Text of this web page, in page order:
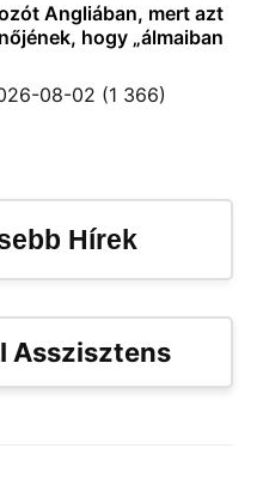
Angliában, mert azt
hogy „álmaiban
08-02 (1 366)
Hírek
Asszisztens